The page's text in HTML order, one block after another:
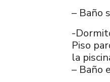
– Baño
-
Piso
la
– Baño